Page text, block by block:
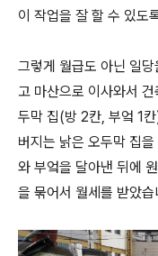
이 작업을 잘 할 수 있도
그렇게 월급도 아닌 일
고 마산으로 이사와서
두막 집(방 2칸, 부엌 1
버지는 낡은 오두막 집
와 부엌을 달아낸 뒤에
을 묶어서 월세를 받았습